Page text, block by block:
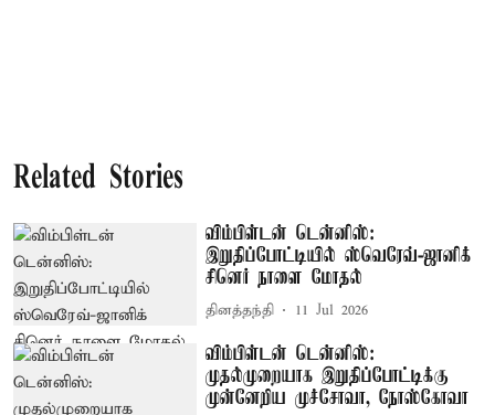
Related Stories
விம்பிள்டன் டென்னிஸ்:
இறுதிப்போட்டியில் ஸ்வெரேவ்-ஜானிக்
சினெர் நாளை மோதல்
தினத்தந்தி 11 Jul 2026
விம்பிள்டன் டென்னிஸ்:
முதல்முறையாக இறுதிப்போட்டிக்கு
முன்னேறிய முச்சோவா, நோஸ்கோவா